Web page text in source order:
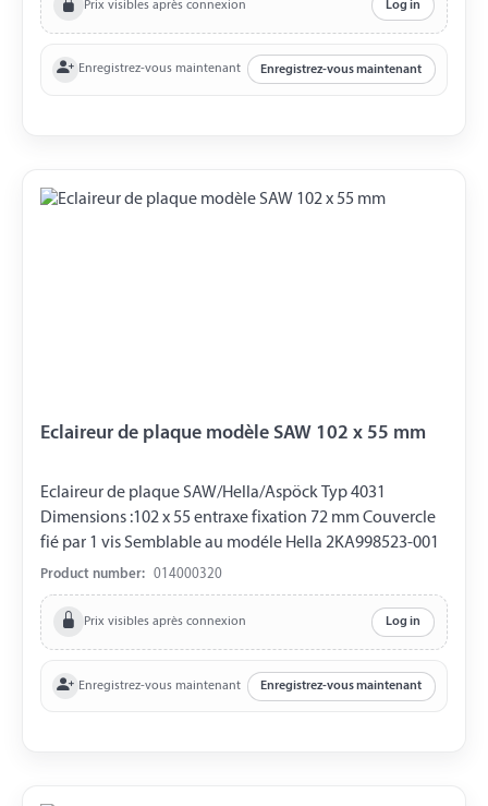
Prix visibles après connexion Log in
Enregistrez-vous maintenant Enregistrez-vous maintenant
Eclaireur de plaque modèle SAW 102 x 55 mm
Eclaireur de plaque SAW/Hella/Aspöck Typ 4031
Dimensions :102 x 55 entraxe fixation 72 mm Couvercle
fié par 1 vis Semblable au modéle Hella 2KA998523-001
Product number: 014000320
Prix visibles après connexion Log in
Enregistrez-vous maintenant Enregistrez-vous maintenant